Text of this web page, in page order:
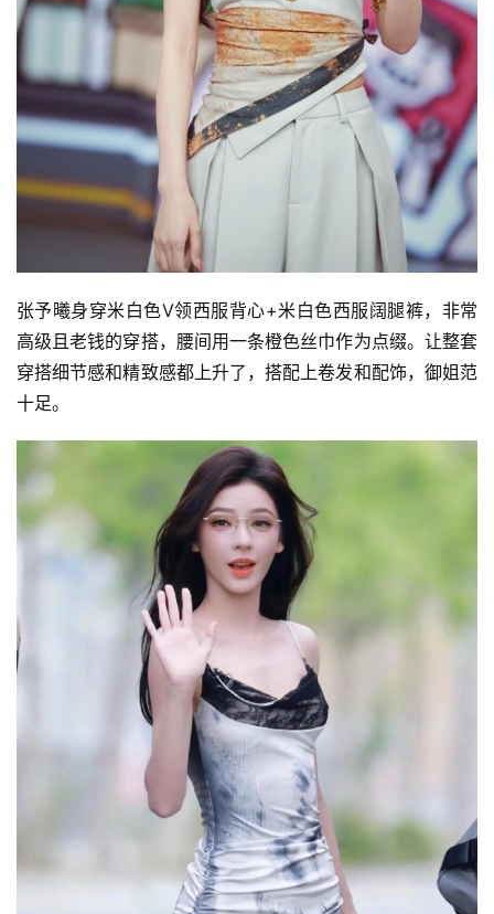
张予曦身穿米白色V领西服背心+米白色西服阔腿裤，非常
高级且老钱的穿搭，腰间用一条橙色丝巾作为点缀。让整套
穿搭细节感和精致感都上升了，搭配上卷发和配饰，御姐范
十足。